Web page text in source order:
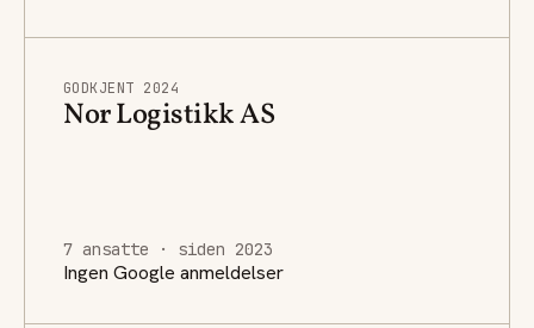
GODKJENT 2024
Nor Logistikk AS
7 ansatte · siden 2023
Ingen Google anmeldelser